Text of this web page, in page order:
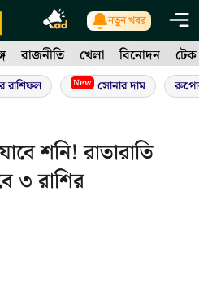
নতুন খবর
রাজনীতি খেলা বিনোদন টেক
রাশিফল New সোনার দাম
শনি! রাতারাতি
৩ রাশির